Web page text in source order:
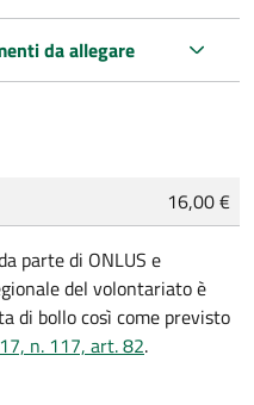
da allegare
16,00 €
parte di ONLUS e
del volontariato è
di bollo così come previsto
n. 117, art. 82.